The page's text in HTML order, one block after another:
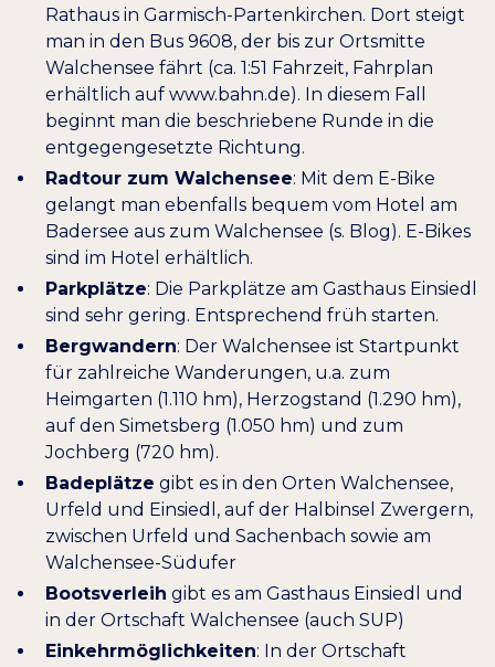
Rathaus in Garmisch-Partenkirchen. Dort steigt
man in den Bus 9608, der bis zur Ortsmitte
Walchensee fährt (ca. 1:51 Fahrzeit, Fahrplan
erhältlich auf www.bahn.de). In diesem Fall
beginnt man die beschriebene Runde in die
entgegengesetzte Richtung.
Radtour zum Walchensee: Mit dem E-Bike
gelangt man ebenfalls bequem vom Hotel am
Badersee aus zum Walchensee (s. Blog). E-Bikes
sind im Hotel erhältlich.
Parkplätze: Die Parkplätze am Gasthaus Einsiedl
sind sehr gering. Entsprechend früh starten.
Bergwandern: Der Walchensee ist Startpunkt
für zahlreiche Wanderungen, u.a. zum
Heimgarten (1.110 hm), Herzogstand (1.290 hm),
auf den Simetsberg (1.050 hm) und zum
Jochberg (720 hm).
Badeplätze gibt es in den Orten Walchensee,
Urfeld und Einsiedl, auf der Halbinsel Zwergern,
zwischen Urfeld und Sachenbach sowie am
Walchensee-Südufer
Bootsverleih gibt es am Gasthaus Einsiedl und
in derOrtschaft Walchensee (auch SUP)
Einkehrmöglichkeiten: In der Ortschaft